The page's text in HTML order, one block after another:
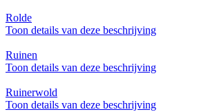
Rolde
Toon details van deze beschrijving
Ruinen
Toon details van deze beschrijving
Ruinerwold
Toon details van deze beschrijving